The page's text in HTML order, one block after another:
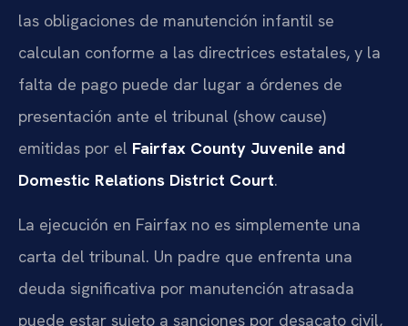
las obligaciones de manutención infantil se
calculan conforme a las directrices estatales, y la
falta de pago puede dar lugar a órdenes de
presentación ante el tribunal (show cause)
emitidas por el Fairfax County Juvenile and
Domestic Relations District Court.
La ejecución en Fairfax no es simplemente una
carta del tribunal. Un padre que enfrenta una
deuda significativa por manutención atrasada
puede estar sujeto a sanciones por desacato civil,